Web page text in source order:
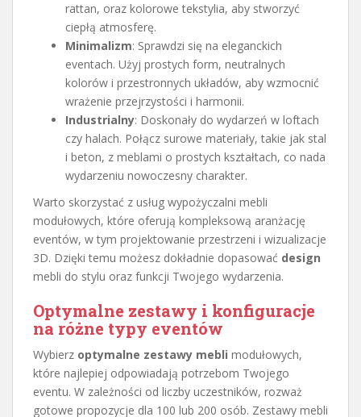
rattan, oraz kolorowe tekstylia, aby stworzyć
ciepłą atmosferę.
Minimalizm: Sprawdzi się na eleganckich
eventach. Użyj prostych form, neutralnych
kolorów i przestronnych układów, aby wzmocnić
wrażenie przejrzystości i harmonii.
Industrialny: Doskonały do wydarzeń w loftach
czy halach. Połącz surowe materiały, takie jak stal
i beton, z meblami o prostych kształtach, co nada
wydarzeniu nowoczesny charakter.
Warto skorzystać z usług wypożyczalni mebli
modułowych, które oferują kompleksową aranżację
eventów, w tym projektowanie przestrzeni i wizualizacje
3D. Dzięki temu możesz dokładnie dopasować design
mebli do stylu oraz funkcji Twojego wydarzenia.
Optymalne zestawy i konfiguracje
na różne typy eventów
Wybierz optymalne zestawy mebli modułowych,
które najlepiej odpowiadają potrzebom Twojego
eventu. W zależności od liczby uczestników, rozważ
gotowe propozycje dla 100 lub 200 osób. Zestawy mebli